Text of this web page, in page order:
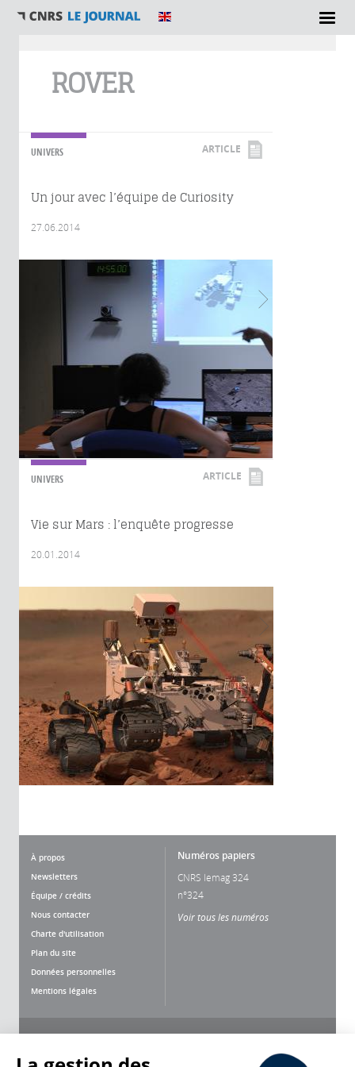
ROVER
UNIVERS ARTICLE
Un jour avec l’équipe de Curiosity
27.06.2014
UNIVERS ARTICLE
Vie sur Mars : l’enquête progresse
20.01.2014
À propos
Newsletters
Équipe / crédits
Nous contacter
Charte d'utilisation
Plan du site
Données personnelles
Mentions légales
Numéros papiers
CNRS lemag 324
n°324
Voir tous les numéros